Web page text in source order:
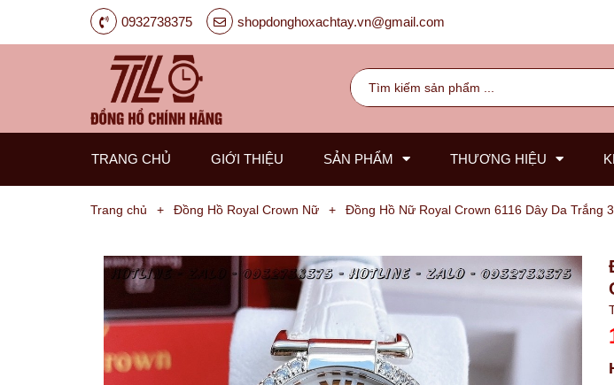
0932738375 shopdonghoxachtay.vn@gmail.com
TRANG CHỦ GIỚI THIỆU SẢN PHẨM
Nam
Carnival
G-
Guess
THƯƠNG HIỆU
Trang chủ + Đồng Hồ Royal Crown Nữ + Đồng Hồ Nữ Royal Crown 6116 Dây Da Trắng